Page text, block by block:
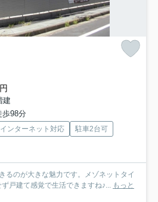
建
歩98分
インターネット対応
駐車2台可
るのが大きな魅力です。メゾネットタイ
戸建て感覚で生活できますね♪... もっと